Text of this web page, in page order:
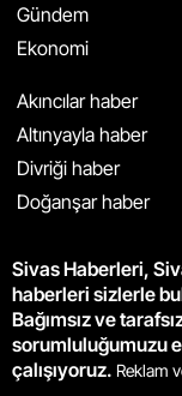
Gündem
Ekonomi
Akıncılar haber
Altınyayla haber
Divriği haber
Doğanşar haber
Sivas Haberleri,
haberleri sizlerle
Bağımsız ve
sorumluluğumuzu
çalışıyoruz. Reklam